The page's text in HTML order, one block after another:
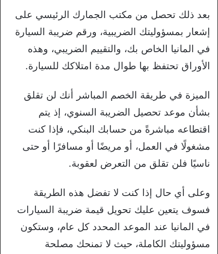
بعد ذلك تحصل من مكتب الجمارك الرئيسي على
إشعار بمسؤوليتك الضريبية، ورقم ضريبة السيارة
في المانيا الخاص بك، والتقييم الضريبي، وهذه
الأوراق تحتفظ بها طوال مدة امتلاكك للسيارة.
الميزة في طريقة الخصم المباشر أنك لن تقلق
بشأن موعد تحصيل الضريبة السنوي، إذ يتم
اقتطاعه مباشرةً من حسابك البنكي، فإذا كنت
مشغولًا في العمل، أو مريضًا أو مسافرًا أو حتى
ناسيًا فلن تقلق من التعرض لعقوبة.
وعلى أي حال إذا كنت لا تفضل هذه الطريقة
فسوف يتعين عليك تحويل قيمة ضريبة السيارات
في المانيا عند الموعد المحدد كل عام، وستكون
مسؤوليتك الكاملة، حيث لا تمنحك مصلحة